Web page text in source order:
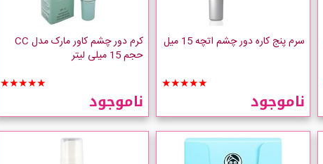
سرم پنج کاره دور چشم اتچه 15 میل
★★★★★
ناموجود
کرم دور چشم کاور مارک مدل CC
حجم 15 میلی لیتر
★★★★★
ناموجود